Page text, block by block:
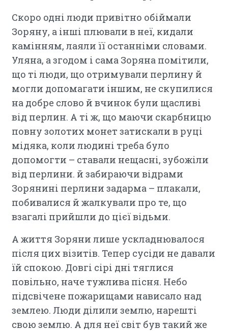
Скоро одні люди привітно обіймали
Зоряну, а інші плювали в неї, кидали
камінням, лаяли її останніми словами.
Уляна, а згодом і сама Зоряна помітили,
що ті люди, що отримували перлину й
могли допомагати іншим, не скупилися
на добре слово й вчинок були щасливі
від перлин. А ті ж, що маючи скарбницю
повну золотих монет затискали в руці
мідяка, коли людині треба було
допомогти – ставали нещасні, зубожіли
від перлини. й забираючи відрами
Зорянині перлини задарма – плакали,
побивалися й жалкували про те, що
взагалі прийшли до цієї відьми.
А життя Зоряни лише ускладнювалося
після цих візитів. Тепер сусіди не давали
їй спокою. Довгі сірі дні тяглися
повільно, наче тужлива пісня. Небо
підсвічене пожарищами нависало над
землею. Люди ділили землю, нарешті
свою землю. А для неї світ був такий же